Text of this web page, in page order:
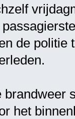
de politie
brandweer
het